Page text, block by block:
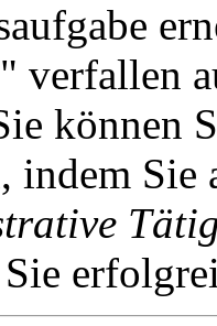
verfallen
können
indem